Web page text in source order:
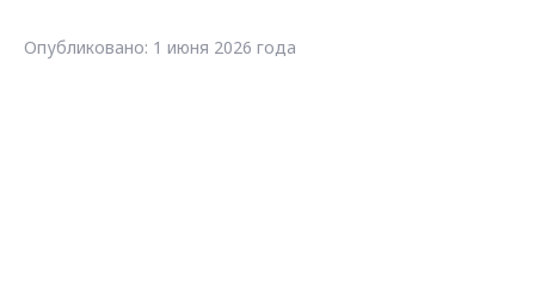
Опубликовано: 1 июня 2026 года